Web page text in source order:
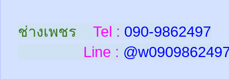
ช่างเพชร Tel : 090-9862497
Line : @w